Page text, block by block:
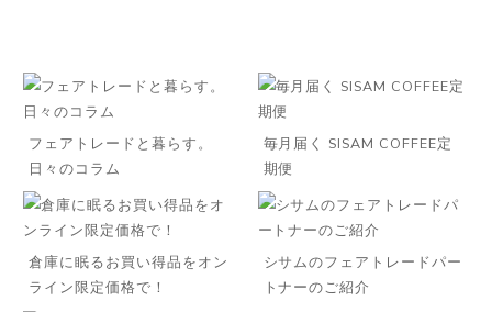
フェアトレードと暮らす。
日々のコラム
毎月届く SISAM COFFEE定
期便
倉庫に眠るお買い得品をオン
ライン限定価格で！
シサムのフェアトレードパー
トナーのご紹介